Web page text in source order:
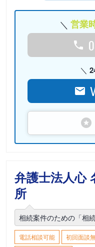
営業
弁護士法人心
所
相続案件のための「相
電話相談可能 初回面談